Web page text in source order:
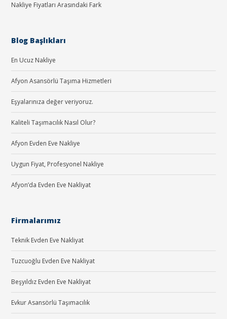
Nakliye Fiyatları Arasındaki Fark
Blog Başlıkları
En Ucuz Nakliye
Afyon Asansörlü Taşıma Hizmetleri
Eşyalarınıza değer veriyoruz.
Kaliteli Taşımacılık Nasıl Olur?
Afyon Evden Eve Nakliye
Uygun Fiyat, Profesyonel Nakliye
Afyon’da Evden Eve Nakliyat
Firmalarımız
Teknik Evden Eve Nakliyat
Tuzcuoğlu Evden Eve Nakliyat
Beşyıldız Evden Eve Nakliyat
Evkur Asansörlü Taşımacılık